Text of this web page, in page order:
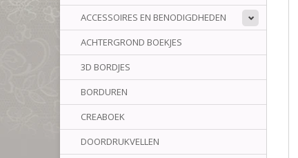
ACCESSOIRES EN BENODIGDHEDEN
ACHTERGROND BOEKJES
3D BORDJES
BORDUREN
CREABOEK
DOORDRUKVELLEN